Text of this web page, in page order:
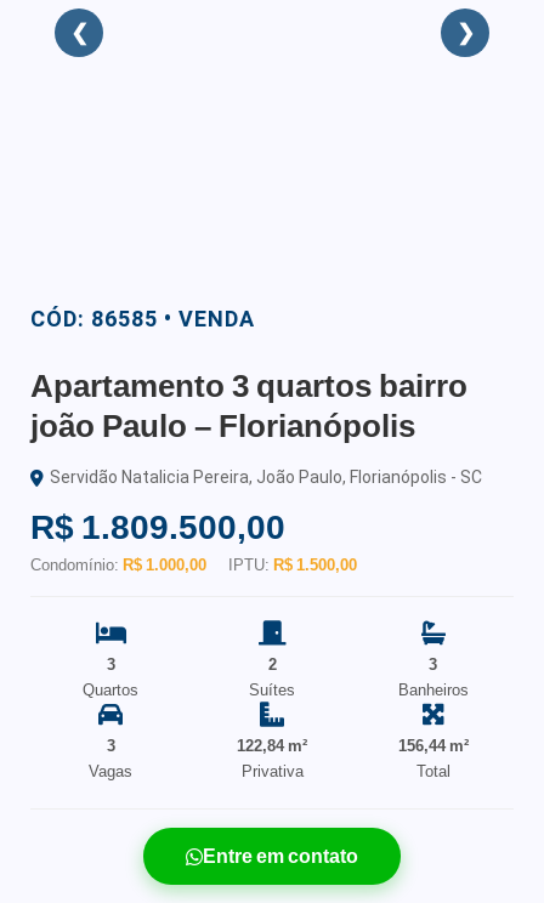
❮ ❯
CÓD: 86585 • VENDA
Apartamento 3 quartos bairro
joão Paulo – Florianópolis
Servidão Natalicia Pereira, João Paulo, Florianópolis - SC
R$ 1.809.500,00
Condomínio: R$ 1.000,00 IPTU: R$ 1.500,00
3
Quartos
2
Suítes
3
Banheiros
3
Vagas
122,84 m²
Privativa
156,44 m²
Total
Entre em contato